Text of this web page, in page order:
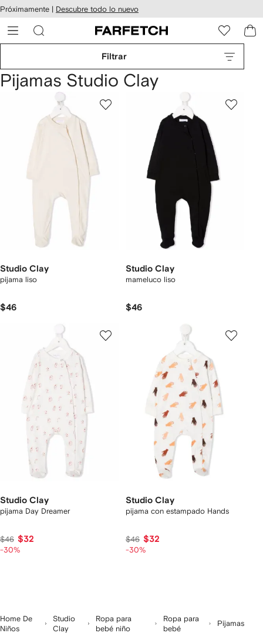
al
Próximamente | Descubre todo lo nuevo
Filtrar
Pijamas Studio Clay
Studio Clay
pijama liso
$46
Studio Clay
mameluco liso
$46
Studio Clay
pijama Day Dreamer
$46 $32
-30%
Studio Clay
pijama con estampado Hands
$46 $32
-30%
Home De
Niños
Studio
Clay
Ropa para
bebé niño
Ropa para
bebé
Pijamas